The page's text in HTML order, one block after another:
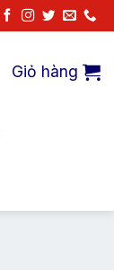
Giỏ hàng